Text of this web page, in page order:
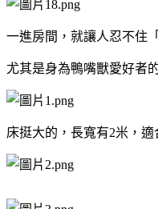
一進房間，就讓人忍不住
尤其是身為鴨嘴獸愛好者
床挺大的，長寬有2米，適